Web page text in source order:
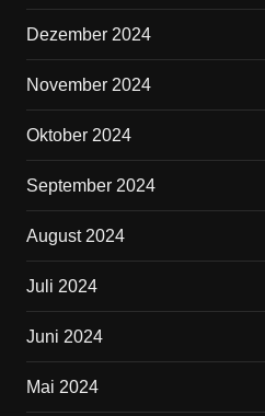
Dezember 2024
November 2024
Oktober 2024
September 2024
August 2024
Juli 2024
Juni 2024
Mai 2024